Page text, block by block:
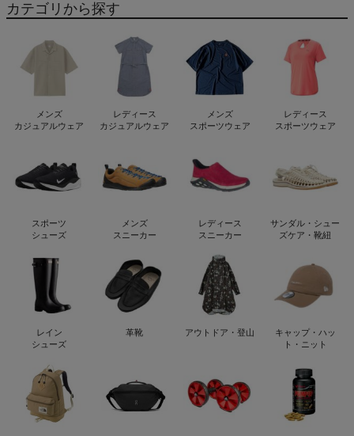
カテゴリから探す
メンズ
カジュアルウェア
レディース
カジュアルウェア
メンズ
スポーツウェア
レディース
スポーツウェア
スポーツ
シューズ
メンズ
スニーカー
レディース
スニーカー
サンダル・シュー
ズケア・靴紐
レイン
シューズ
革靴 アウトドア・登山
キャップ・ハッ
ト・ニット